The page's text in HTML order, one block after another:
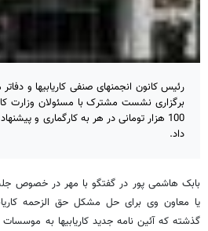
رئیس کانون انجمنهای صنفی کاریابیها و
برگزاری نشست مشترک با مسئولان وزارت
100 هزار تومانی در هر به کارگماری و
داد.
بابک هاشمی پور در گفتگو با مهر در خصوص
یا معاون وی برای حل مشکل حق الزحمه